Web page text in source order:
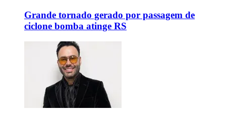
Grande tornado gerado por passagem de
ciclone bomba atinge RS